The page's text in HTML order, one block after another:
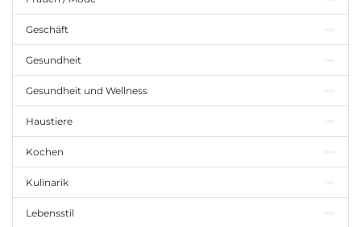
Geschäft
Gesundheit
Gesundheit und Wellness
Haustiere
Kochen
Kulinarik
Lebensstil